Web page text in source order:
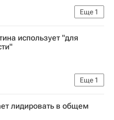
Еще 1
агрессии"
использует "для
Еще 1
группа
лидировать в общем